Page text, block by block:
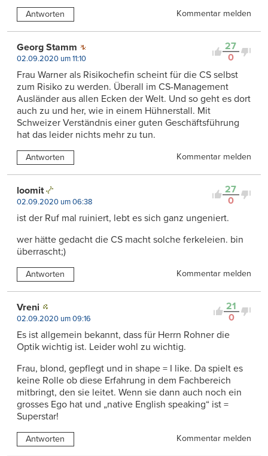
Antworten Kommentar melden
27
0
Georg Stamm
02.09.2020 um 11:10
Frau Warner als Risikochefin scheint für die CS selbst
zum Risiko zu werden. Überall im CS-Management
Ausländer aus allen Ecken der Welt. Und so geht es dort
auch zu und her, wie in einem Hühnerstall. Mit
Schweizer Verständnis einer guten Geschäftsführung
hat das leider nichts mehr zu tun.
Antworten Kommentar melden
27
0
loomit
02.09.2020 um 06:38
ist der Ruf mal ruiniert, lebt es sich ganz ungeniert.
wer hätte gedacht die CS macht solche ferkeleien. bin
überrascht;)
Antworten Kommentar melden
21
0
Vreni
02.09.2020 um 09:16
Es ist allgemein bekannt, dass für Herrn Rohner die
Optik wichtig ist. Leider wohl zu wichtig.
Frau, blond, gepflegt und in shape = I like. Da spielt es
keine Rolle ob diese Erfahrung in dem Fachbereich
mitbringt, den sie leitet. Wenn sie dann auch noch ein
grosses Ego hat und „native English speaking“ ist =
Superstar!
Antworten Kommentar melden